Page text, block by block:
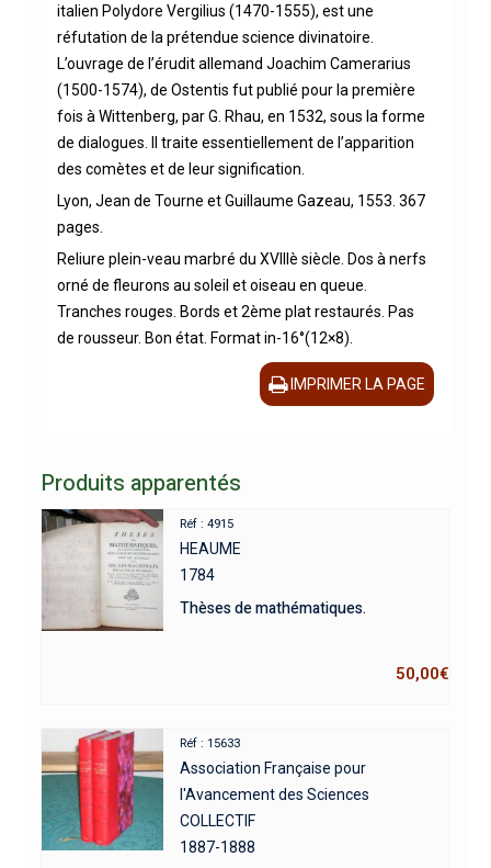
italien Polydore Vergilius (1470-1555), est une
réfutation de la prétendue science divinatoire.
L’ouvrage de l’érudit allemand Joachim Camerarius
(1500-1574), de Ostentis fut publié pour la première
fois à Wittenberg, par G. Rhau, en 1532, sous la forme
de dialogues. Il traite essentiellement de l’apparition
des comètes et de leur signification.
Lyon, Jean de Tourne et Guillaume Gazeau, 1553. 367
pages.
Reliure plein-veau marbré du XVIIIè siècle. Dos à nerfs
orné de fleurons au soleil et oiseau en queue.
Tranches rouges. Bords et 2ème plat restaurés. Pas
de rousseur. Bon état. Format in-16°(12×8).
IMPRIMER LA PAGE
Produits apparentés
Réf : 4915
HEAUME
1784
Thèses de mathématiques.
50,00€
Réf : 15633
Association Française pour
l'Avancement des Sciences
COLLECTIF
1887-1888